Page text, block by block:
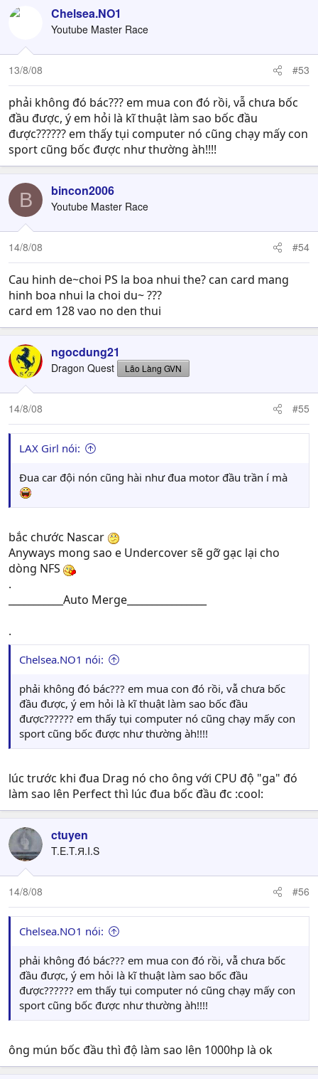
Chelsea.NO1
Youtube Master Race
13/8/08 #53
phải không đó bác??? em mua con đó rồi, vẫ chưa bốc
đầu được, ý em hỏi là kĩ thuật làm sao bốc đầu
được?????? em thấy tụi computer nó cũng chạy mấy con
sport cũng bốc được như thường àh!!!!
B bincon2006
Youtube Master Race
14/8/08 #54
Cau hinh de~choi PS la boa nhui the? can card mang
hinh boa nhui la choi du~ ???
card em 128 vao no den thui
ngocdung21
Dragon Quest Lão Làng GVN
14/8/08 #55
LAX Girl nói:
Đua car đội nón cũng hài như đua motor đầu trần í mà
bắc chước Nascar
Anyways mong sao e Undercover sẽ gỡ gạc lại cho
dòng NFS
.
___________Auto Merge________________
.
Chelsea.NO1 nói:
phải không đó bác??? em mua con đó rồi, vẫ chưa bốc
đầu được, ý em hỏi là kĩ thuật làm sao bốc đầu
được?????? em thấy tụi computer nó cũng chạy mấy con
sport cũng bốc được như thường àh!!!!
lúc trước khi đua Drag nó cho ông với CPU độ "ga" đó
làm sao lên Perfect thì lúc đua bốc đầu đc :cool:
ctuyen
T.E.T.Я.I.S
14/8/08 #56
Chelsea.NO1 nói:
phải không đó bác??? em mua con đó rồi, vẫ chưa bốc
đầu được, ý em hỏi là kĩ thuật làm sao bốc đầu
được?????? em thấy tụi computer nó cũng chạy mấy con
sport cũng bốc được như thường àh!!!!
ông mún bốc đầu thì độ làm sao lên 1000hp là ok